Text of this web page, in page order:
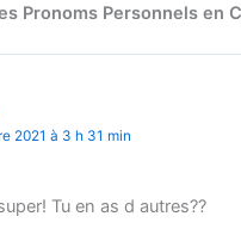
Pronoms Personnels en
2021 à 3 h 31 min
Tu en as d autres??